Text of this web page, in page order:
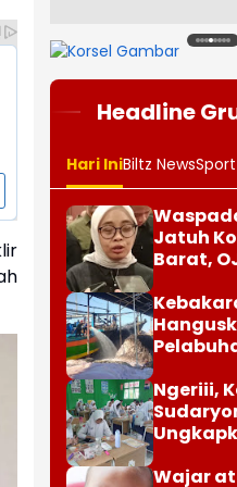
12345678
Headline
Hari IniBiltz News
Jatuh
Barat,
Limit
Ngeriii,
Juta
Wajar